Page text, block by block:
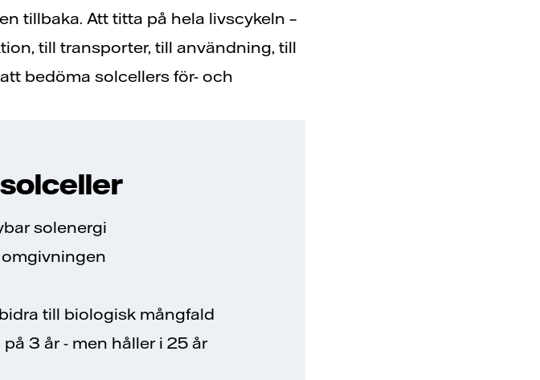
tillbaka. Att titta på hela livscykeln –
till transporter, till användning, till
bedöma solcellers för- och
solenergi
till biologisk mångfald
3 år - men håller i 25 år